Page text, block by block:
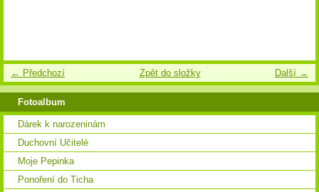
← Předchozí Další →
Zpět do složky
Fotoalbum
Dárek k narozeninám
Duchovní Učitelé
Moje Pepinka
Ponoření do Ticha